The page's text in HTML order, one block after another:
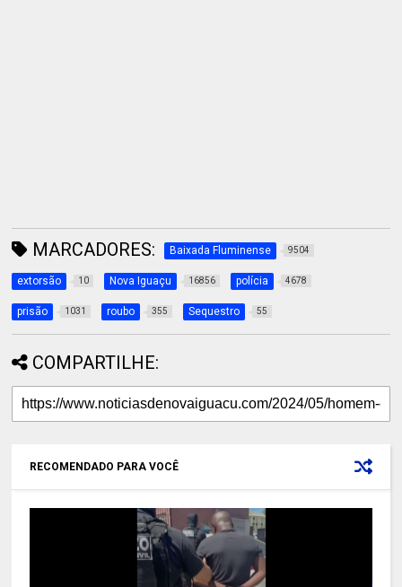
MARCADORES: Baixada Fluminense 9504
extorsão 10 Nova Iguaçu 16856 polícia 4678
prisão 1031 roubo 355 Sequestro 55
COMPARTILHE:
RECOMENDADO PARA VOCÊ